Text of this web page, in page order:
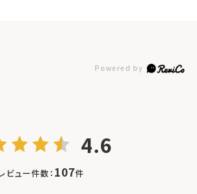
4.6
ビュー件数： 107件